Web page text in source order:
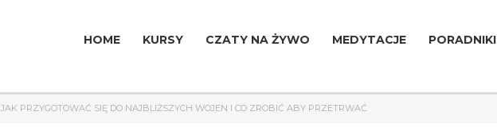
HOME KURSY CZATY NA ŻYWO MEDYTACJE PORADNIKI
JAK PRZYGOTOWAĆ SIĘ DO NAJBLIŻSZYCH WOJEN I CO ZROBIĆ ABY PRZETRWAĆ